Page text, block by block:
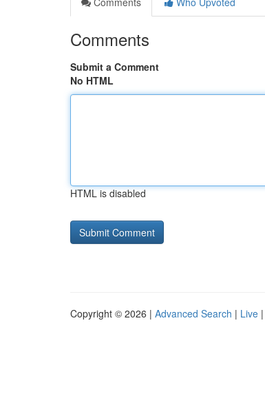
Comments
Submit a Comment
No HTML
HTML is disabled
Copyright © 2026 | Advanced Search | Live |